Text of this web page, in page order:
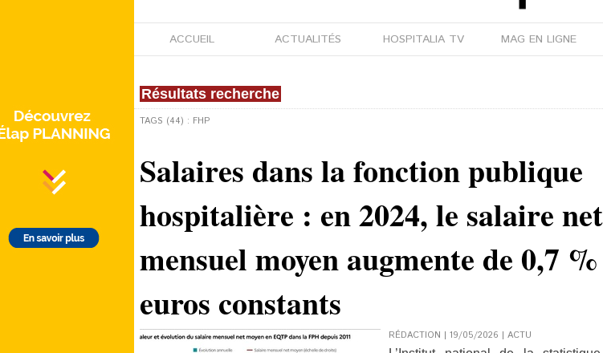
ACCUEIL ACTUALITÉS HOSPITALIA TV MAG EN LIGNE
Résultats recherche
TAGS (44) : FHP
Salaires dans la fonction publique
hospitalière : en 2024, le salaire net
mensuel moyen augmente de 0,7
euros constants
RÉDACTION | 19/05/2026 | ACTU